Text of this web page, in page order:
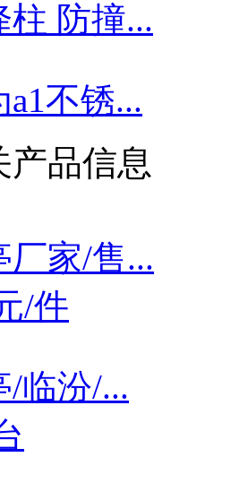
防撞...
不锈...
产品信息
厂家/售...
/件
/临汾/...